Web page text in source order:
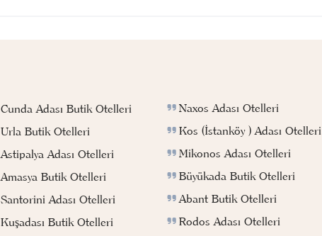
Cunda Adası Butik Otelleri
Urla Butik Otelleri
Astipalya Adası Otelleri
Amasya Butik Otelleri
Santorini Adası Otelleri
Kuşadası Butik Otelleri
Naxos Adası Otelleri
Kos (İstanköy ) Adası Otelleri
Mikonos Adası Otelleri
Büyükada Butik Otelleri
Abant Butik Otelleri
Rodos Adası Otelleri